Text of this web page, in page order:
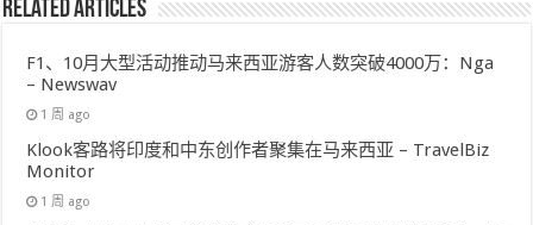
Related Articles
F1、10月大型活动推动马来西亚游客人数突破4000万：Nga
– Newswav
1 周 ago
Klook客路将印度和中东创作者聚集在马来西亚 – TravelBiz
Monitor
1 周 ago